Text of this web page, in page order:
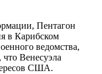
Пентагон
в Карибском
ведомства,
Венесуэла
США.